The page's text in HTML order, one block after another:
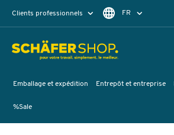
Clients professionnels FR
Emballage et expédition Entrepôt et entreprise
%Sale